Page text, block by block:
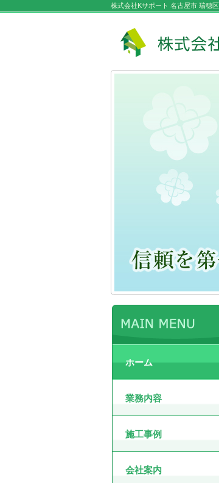
株式会社Kサポート 名古屋市 瑞穂
ホーム
業務内容
施工事例
会社案内